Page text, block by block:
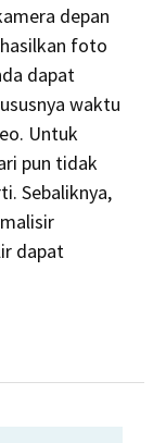
depan
foto
dapat
waktu
Untuk
pun tidak
Sebaliknya,
dapat